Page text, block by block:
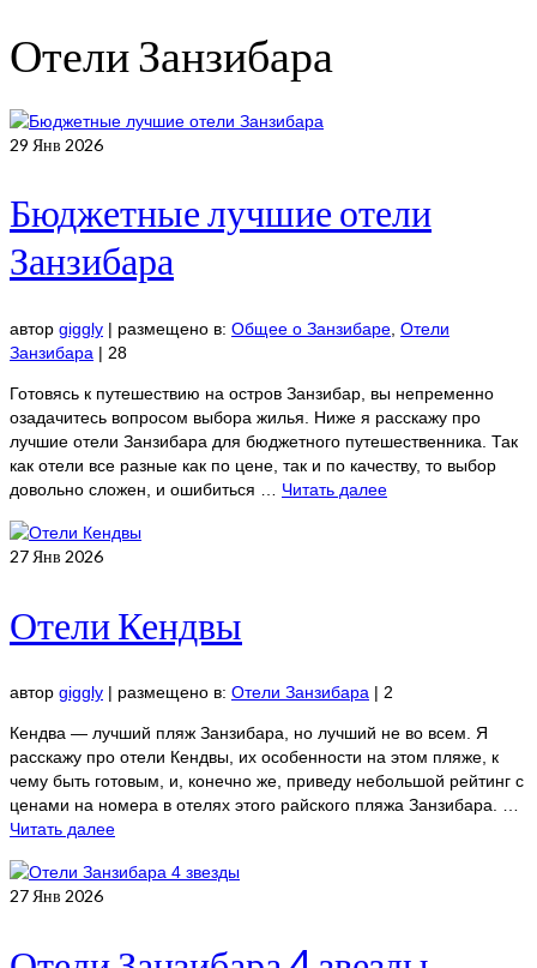
Отели Занзибара
29 Янв 2026
Бюджетные лучшие отели
Занзибара
автор giggly | размещено в: Общее о Занзибаре Отели
Занзибара | 28
Готовясь к путешествию на остров Занзибар, вы непременно
озадачитесь вопросом выбора жилья. Ниже я расскажу про
лучшие отели Занзибара для бюджетного путешественника. Так
как отели все разные как по цене, так и по качеству, то выбор
довольно сложен, и ошибиться … Читать далее
27 Янв 2026
Отели Кендвы
автор giggly | размещено в: Отели Занзибара | 2
Кендва — лучший пляж Занзибара, но лучший не во всем. Я
расскажу про отели Кендвы, их особенности на этом пляже, к
чему быть готовым, и, конечно же, приведу небольшой рейтинг с
ценами на номера в отелях этого райского пляжа Занзибара. …
Читать далее
27 Янв 2026